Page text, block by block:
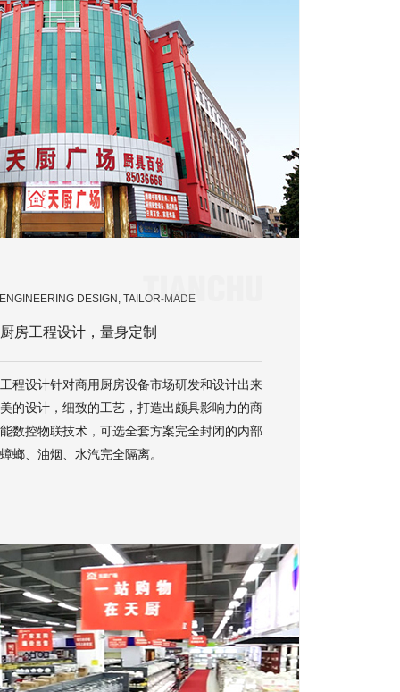
DESIGN, TAILOR-MADE
房工程设计，量身定制
程设计针对商用厨房设备市场研发和设计出来
的设计，细致的工艺，打造出颇具影响力的商
数控物联技术，可选全套方案完全封闭的内部
螂、油烟、水汽完全隔离。